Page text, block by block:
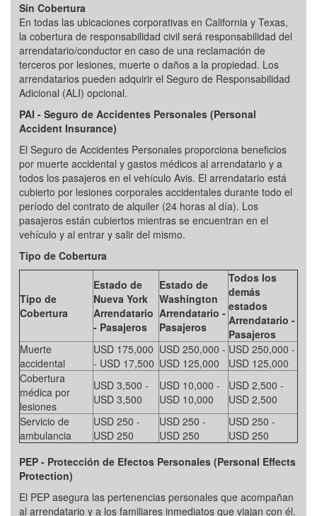
Sin Cobertura
En todas las ubicaciones corporativas en California y Texas,
la cobertura de responsabilidad civil será responsabilidad del
arrendatario/conductor en caso de una reclamación de
terceros por lesiones, muerte o daños a la propiedad. Los
arrendatarios pueden adquirir el Seguro de Responsabilidad
Adicional (ALI) opcional.
PAI - Seguro de Accidentes Personales (Personal
Accident Insurance)
El Seguro de Accidentes Personales proporciona beneficios
por muerte accidental y gastos médicos al arrendatario y a
todos los pasajeros en el vehículo Avis. El arrendatario está
cubierto por lesiones corporales accidentales durante todo el
período del contrato de alquiler (24 horas al día). Los
pasajeros están cubiertos mientras se encuentran en el
vehículo y al entrar y salir del mismo.
Tipo de Cobertura
Tipo de
Cobertura
Estado de
Nueva York
Arrendatario
- Pasajeros
Estado de
Washington
Arrendatario -
Pasajeros
Todos los
demás
estados
Arrendatario -
Pasajeros
Muerte
accidental
USD 175,000
- USD 17,500
USD 250,000 -
USD 125,000
USD 250,000 -
USD 125,000
Cobertura
médica por
lesiones
USD 3,500 -
USD 3,500
USD 10,000 -
USD 10,000
USD 2,500 -
USD 2,500
Servicio de
ambulancia
USD 250 -
USD 250
USD 250 -
USD 250
USD 250 -
USD 250
PEP - Protección de Efectos Personales (Personal Effects
Protection)
El PEP asegura las pertenencias personales que acompañan
al arrendatario y a los familiares inmediatos que viajan con él.